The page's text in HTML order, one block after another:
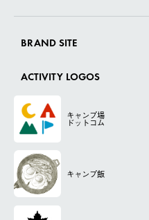
BRAND SITE
ACTIVITY LOGOS
キャンプ場
ドットコム
キャンプ飯